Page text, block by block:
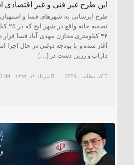
این طرح غیر فنی و غیر
طرح آبرسانی به شهرهای فسا و استهبان
۴۴ کیلومتری مخازن مهدی آباد فسا
آغاز شده و با بودجه دولتی در حال اجرا
داراب و زرین دشت در […]
کد مطلب : 2254 مرداد ۱۲, ۱۳۹۴ - 2:09 ق.ظ